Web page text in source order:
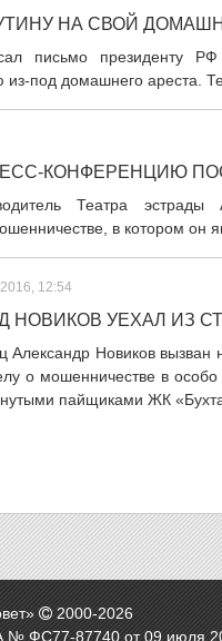
НА СВОЙ
письмо президенту
под домашнего ареста.
КОНФЕРЕНЦИЮ
Театра эстрады
в котором он
12:54
НОВИКОВ УЕХАЛ ИЗ
Александр Новиков
о мошенничестве в
пайщиками ЖК
2000-2026
№ ФС77-87740 от 09 июля